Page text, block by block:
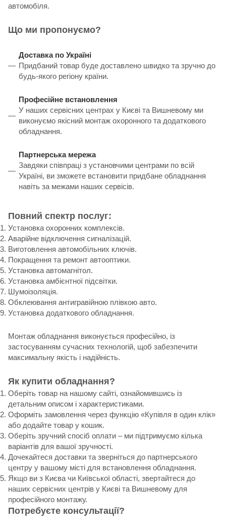
автомобіля.
Що ми пропонуємо?
Доставка по Україні
Придбаний товар буде доставлено швидко та зручно до
будь-якого регіону країни.
Професійне встановлення
У наших сервісних центрах у Києві та Вишневому ми
виконуємо якісний монтаж охоронного та додаткового
обладнання.
Партнерська мережа
Завдяки співпраці з установчими центрами по всій
Україні, ви зможете встановити придбане обладнання
навіть за межами наших сервісів.
Повний спектр послуг:
Установка охоронних комплексів.
Аварійне відключення сигналізацій.
Виготовлення автомобільних ключів.
Покращення та ремонт автооптики.
Установка автомагнітол.
Установка амбієнтної підсвітки.
Шумоізоляція.
Обклеювання антигравійною плівкою авто.
Установка додаткового обладнання.
Монтаж обладнання виконується професійно, із
застосуванням сучасних технологій, щоб забезпечити
максимальну якість і надійність.
Як купити обладнання?
Оберіть товар на нашому сайті, ознайомившись із
детальним описом і характеристиками.
Оформіть замовлення через функцію «Купівля в один клік»
або додайте товар у кошик.
Оберіть зручний спосіб оплати – ми підтримуємо кілька
варіантів для вашої зручності.
Дочекайтеся доставки та зверніться до партнерського
центру у вашому місті для встановлення обладнання.
Якщо ви з Києва чи Київської області, звертайтеся до
наших сервісних центрів у Києві та Вишневому для
професійного монтажу.
Потребуєте консультації?